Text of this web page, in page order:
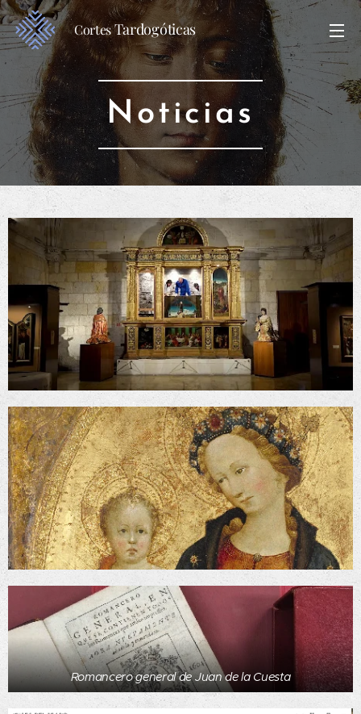
CortesTardogóticas
Noticias
Romancero general de Juan de la Cuesta